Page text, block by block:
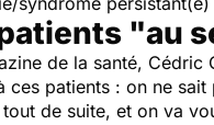
"au
de la santé, Cédric
ces patients : on ne
de suite, et on va